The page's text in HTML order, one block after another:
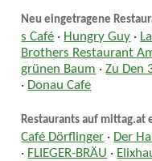
Neu eingetragene
s Café · Hungry Guy ·
Brothers Restaurant
grünen Baum ·Zu Den
· Donau Cafe
Restaurants auf mittag.at
Café Dörflinger · Der
· FLIEGER-BRÄU ·